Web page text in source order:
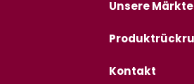
Unsere Märkte
Kontakt